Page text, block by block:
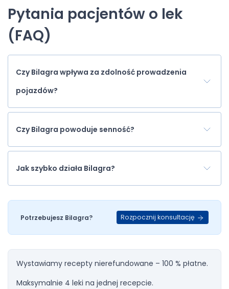
Pytania pacjentów o lek
(FAQ)
Czy Bilagra wpływa za zdolność prowadzenia
pojazdów?
Czy Bilagra powoduje senność?
Jak szybko działa Bilagra?
Potrzebujesz Bilagra? Rozpocznij konsultację
Wystawiamy recepty nierefundowane – 100 % płatne.
Maksymalnie 4 leki na jednej recepcie.